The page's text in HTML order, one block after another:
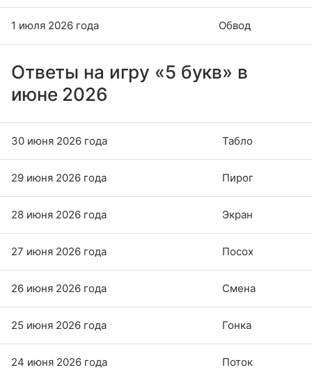
1 июля 2026 года Обвод
Ответы на игру «5 букв» в
июне 2026
30 июня 2026 года Табло
29 июня 2026 года Пирог
28 июня 2026 года Экран
27 июня 2026 года Посох
26 июня 2026 года Смена
25 июня 2026 года Гонка
24 июня 2026 года Поток